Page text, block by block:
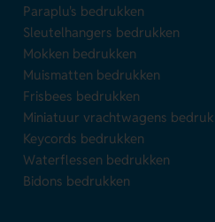
Paraplu's bedrukken
Sleutelhangers bedrukken
Mokken bedrukken
Muismatten bedrukken
Frisbees bedrukken
Miniatuur vrachtwagens
Keycords bedrukken
Waterflessen bedrukken
Bidons bedrukken